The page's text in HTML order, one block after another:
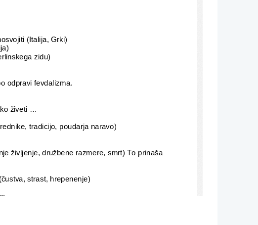
(Italija, Grki)
zidu)
odpravi fevdalizma.
živeti ...
tradicijo, poudarja naravo)
življenje, družbene razmere, smrt) To prinaša
strast, hrepenenje)